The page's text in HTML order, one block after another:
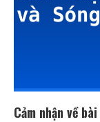
Cảm nhận về